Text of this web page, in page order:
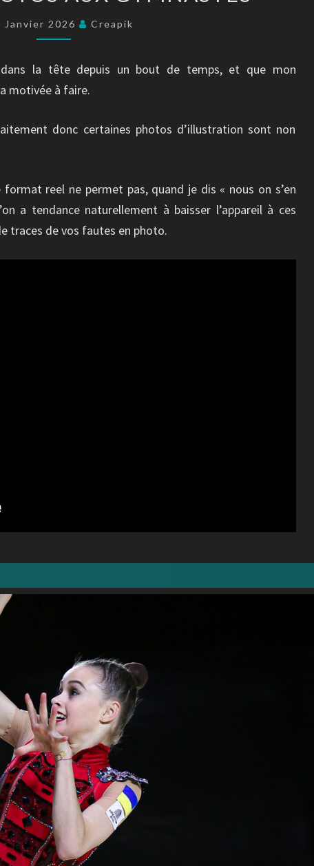
AUX
GYMNASTES
Janvier 2026 Creapik
la tête depuis un bout de temps, et que mon
motivée à faire.
donc certaines photos d’illustration sont non
reel ne permet pas, quand je dis « nous on s’en
a tendance naturellement à baisser l’appareil à ces
traces de vos fautes en photo.